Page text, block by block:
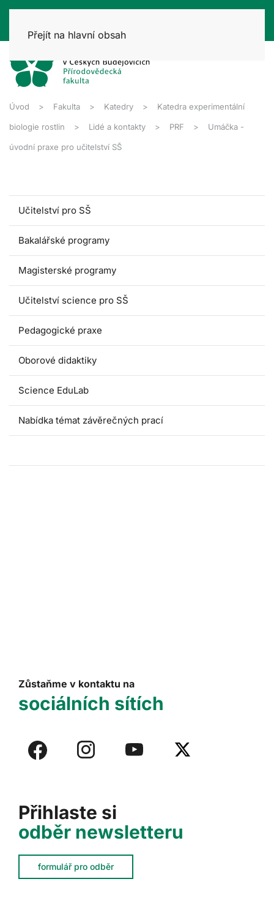
Přejít na hlavní obsah
Úvod Fakulta Katedry Katedra experimentální
biologie rostlin Lidé a kontakty PRF Umáčka -
úvodní praxe pro učitelství SŠ
Učitelství pro SŠ
Bakalářské programy
Magisterské programy
Učitelství science pro SŠ
Pedagogické praxe
Oborové didaktiky
Science EduLab
Nabídka témat závěrečných prací
Přihlaste si
odběr newsletteru
formulář pro odběr
Zůstaňme v kontaktu na
sociálních sítích